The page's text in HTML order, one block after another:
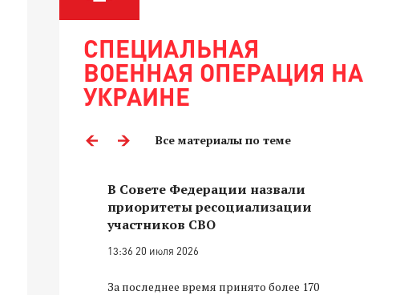
СПЕЦИАЛЬНАЯ
ВОЕННАЯ ОПЕРАЦИЯ НА
УКРАИНЕ
Все материалы по теме
В Совете Федерации назвали
приоритеты ресоциализации
участников СВО
13:36 20 июля 2026
За последнее время принято более 170